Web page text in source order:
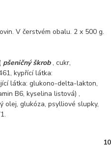
V čerstvém obalu. 2 x 500 g.
pšeničný škrob, cukr,
kypřící látka:
látka: glukono-delta-lakton,
B6, kyselina listová) ,
olej, glukóza, psylliové slupky,